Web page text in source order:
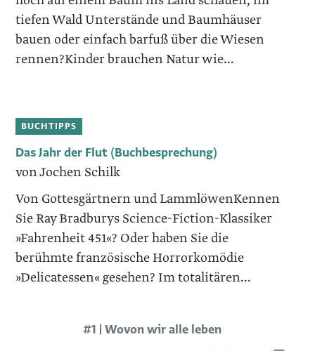
tiefen Wald Unterstände und Baumhäuser
bauen oder einfach barfuß über die Wiesen
rennen?Kinder brauchen Natur wie...
BUCHTIPPS
Das Jahr der Flut (Buchbesprechung)
von Jochen Schilk
Von Gottesgärtnern und LammlöwenKennen
Sie Ray Bradburys Science-Fiction-Klassiker
»Fahrenheit 451«? Oder haben Sie die
berühmte französische Horrorkomödie
»Delicatessen« gesehen? Im totalitären...
#1 | Wovon wir alle leben